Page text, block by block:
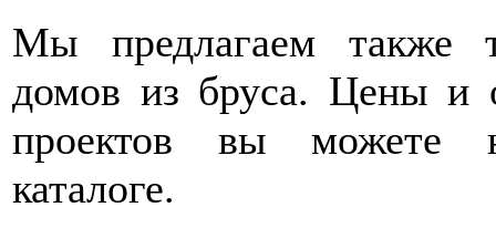
Мы предлагаем также
домов из бруса. Цены и
проектов вы можете
каталоге.